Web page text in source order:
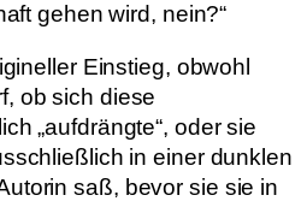
gehen wird, nein?“
Einstieg, obwohl
ob sich diese
„aufdrängte“, oder sie
in einer dunklen
saß, bevor sie sie in